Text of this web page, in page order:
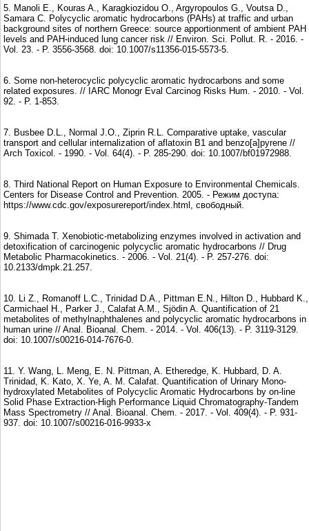
5. Manoli E., Kouras A., Karagkiozidou O., Argyropoulos G., Voutsa D.,
Samara C. Polycyclic aromatic hydrocarbons (PAHs) at traffic and urban
background sites of northern Greece: source apportionment of ambient PAH
levels and PAH-induced lung cancer risk // Environ. Sci. Pollut. R. - 2016. -
Vol. 23. - P. 3556-3568. doi: 10.1007/s11356-015-5573-5.
6. Some non-heterocyclic polycyclic aromatic hydrocarbons and some
related exposures. // IARC Monogr Eval Carcinog Risks Hum. - 2010. - Vol.
92. - P. 1-853.
7. Busbee D.L., Normal J.O., Ziprin R.L. Comparative uptake, vascular
transport and cellular internalization of aflatoxin B1 and benzo[a]pyrene //
Arch Toxicol. - 1990. - Vol. 64(4). - P. 285-290. doi: 10.1007/bf01972988.
8. Third National Report on Human Exposure to Environmental Chemicals.
Centers for Disease Control and Prevention. 2005. - Режим доступа:
https://www.cdc.gov/exposurereport/index.html, свободный.
9. Shimada T. Xenobiotic-metabolizing enzymes involved in activation and
detoxification of carcinogenic polycyclic aromatic hydrocarbons // Drug
Metabolic Pharmacokinetics. - 2006. - Vol. 21(4). - P. 257-276. doi:
10.2133/dmpk.21.257.
10. Li Z., Romanoff L.C., Trinidad D.A., Pittman E.N., Hilton D., Hubbard K.,
Carmichael H., Parker J., Calafat A.M., Sjödin A. Quantification of 21
metabolites of methylnaphthalenes and polycyclic aromatic hydrocarbons in
human urine // Anal. Bioanal. Chem. - 2014. - Vol. 406(13). - P. 3119-3129.
doi: 10.1007/s00216-014-7676-0.
11. Y. Wang, L. Meng, E. N. Pittman, A. Etheredge, K. Hubbard, D. A.
Trinidad, K. Kato, X. Ye, A. M. Calafat. Quantification of Urinary Mono-
hydroxylated Metabolites of Polycyclic Aromatic Hydrocarbons by on-line
Solid Phase Extraction-High Performance Liquid Chromatography-Tandem
Mass Spectrometry // Anal. Bioanal. Chem. - 2017. - Vol. 409(4). - P. 931-
937. doi: 10.1007/s00216-016-9933-x